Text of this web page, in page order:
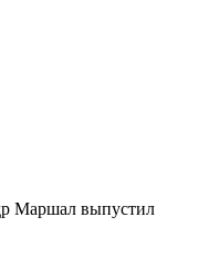
Маршал выпустил